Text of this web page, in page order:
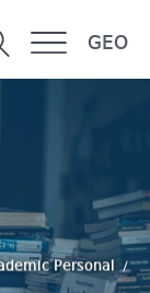
GEO
Personal